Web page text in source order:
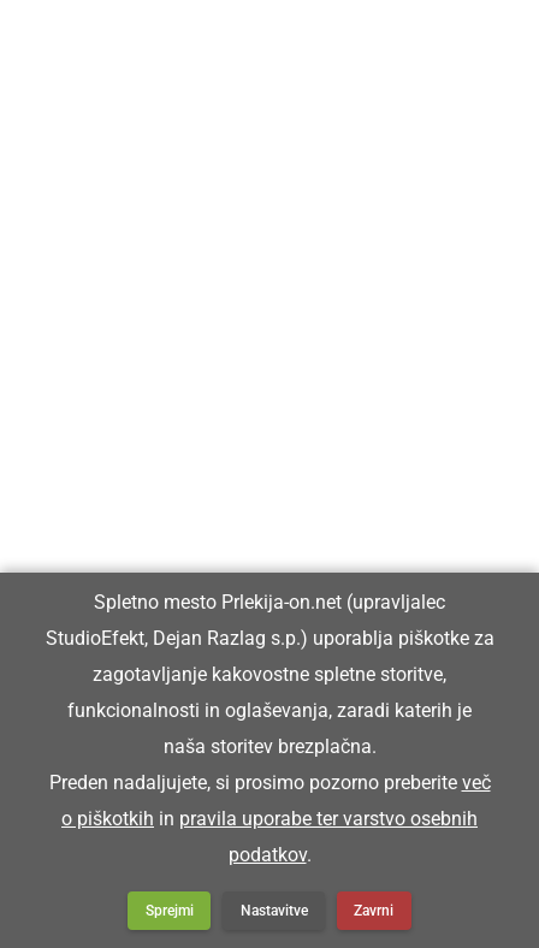
Milan Horvat že 50 let uspešno dela v
Spletno mesto Prlekija-on.net (upravljalec
StudioEfekt, Dejan Razlag s.p.) uporablja piškotke za
zagotavljanje kakovostne spletne storitve,
funkcionalnosti in oglaševanja, zaradi katerih je
naša storitev brezplačna.
Preden nadaljujete, si prosimo pozorno preberite več
o piškotkih in pravila uporabe ter varstvo osebnih
podatkov.
Sprejmi Nastavitve Zavrni